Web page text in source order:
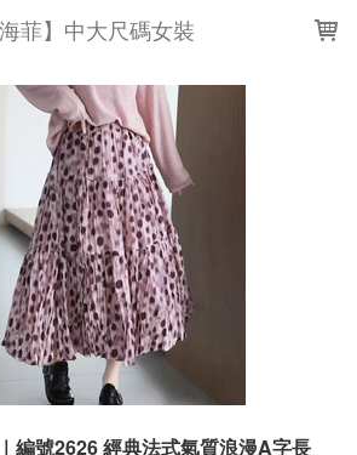
海菲】中大尺碼女裝
編號2626 經典法式氣質浪漫A字長